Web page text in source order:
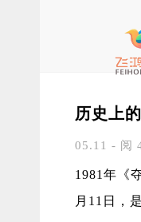
历史上
05.11 - 阅
1981年《
月11日，